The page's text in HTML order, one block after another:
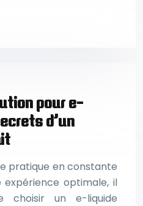
pour e-
d’un
pratique en constante
expérience optimale, il
choisir un e-liquide